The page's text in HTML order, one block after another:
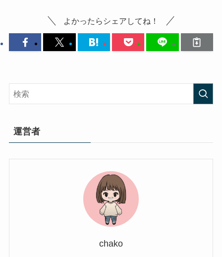
よかったらシェアしてね！
運営者
chako